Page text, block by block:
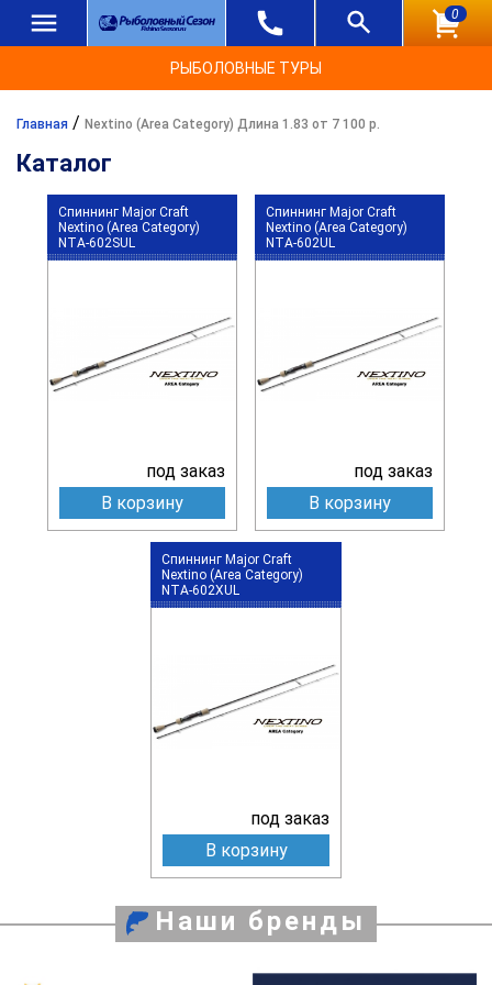
0
РЫБОЛОВНЫЕ ТУРЫ
Главная / Nextino (Area Category) Длина 1.83 от 7 100 р.
Каталог
Спиннинг Major Craft
Nextino (Area Category)
NTA-602SUL
под заказ
В корзину
Спиннинг Major Craft
Nextino (Area Category)
NTA-602UL
под заказ
В корзину
Спиннинг Major Craft
Nextino (Area Category)
NTA-602XUL
под заказ
В корзину
Наши бренды